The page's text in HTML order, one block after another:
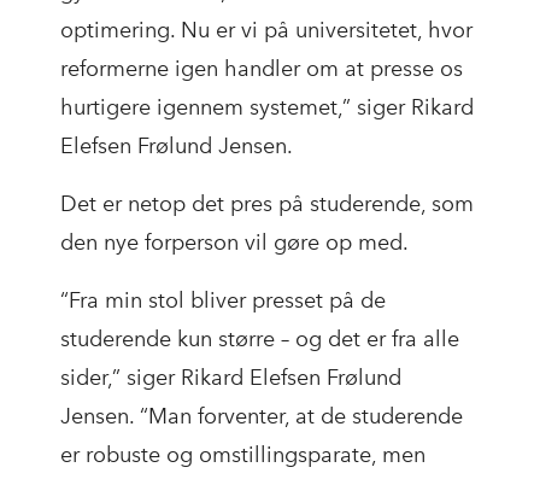
optimering. Nu er vi på universitetet, hvor
reformerne igen handler om at presse os
hurtigere igennem systemet,” siger Rikard
Elefsen Frølund Jensen.
Det er netop det pres på studerende, som
den nye forperson vil gøre op med.
“Fra min stol bliver presset på de
studerende kun større – og det er fra alle
sider,” siger Rikard Elefsen Frølund
Jensen. “Man forventer, at de studerende
er robuste og omstillingsparate, men